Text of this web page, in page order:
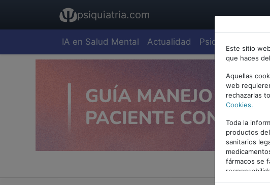
psiquiatria.com
IA en Salud Mental Actualidad Psiquiatría
Este sitio
que haces
Aquellas
web
rechazarlas
Cookies.
Toda la
productos
sanitarios
fármacos se